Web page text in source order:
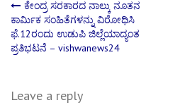
Post
navigation
ಕೇಂದ್ರ ಸರಕಾರದ ನಾಲ್ಕು ನೂತನ
ಕಾರ್ಮಿಕ ಸಂಹಿತೆಗಳನ್ನು ವಿರೋಧಿಸಿ
ಫೆ.12ರಂದು ಉಡುಪಿ ಜಿಲ್ಲೆಯಾದ್ಯಂತ
ಪ್ರತಿಭಟನೆ – vishwanews24
Leave a reply